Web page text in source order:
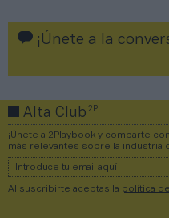
¡Únete a la
Alta Club2P
¡Únete a 2Playbook y comparte
más relevantes sobre la industria
Al suscribirte aceptas la política